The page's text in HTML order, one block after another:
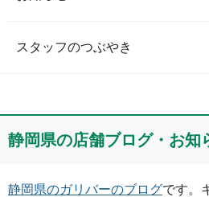
スタッフのつぶやき
静岡県の店舗ブログ・お知
静岡県のガリバーのブログです。